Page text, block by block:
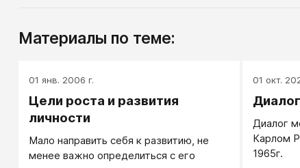
Материалы по теме:
01 янв. 2006 г.
Цели роста и развития
личности
Мало направить себя к развитию, не
менее важно определиться с его
01 окт.
Диалог
Карлом
1965г.